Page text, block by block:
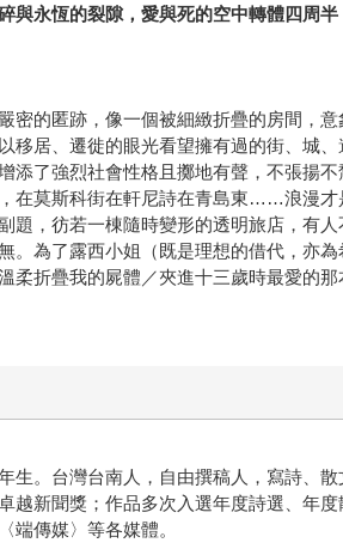
與永恆的裂隙，愛與死的空中轉體四周半
密的匿跡，像一個被細緻折疊的房間，
移居、遷徙的眼光看望擁有過的街、城
添了強烈社會性格且擲地有聲，不張揚
在莫斯科街在軒尼詩在青島東……浪漫才
題，彷若一棟隨時變形的透明旅店，有
。為了露西小姐（既是理想的借代，亦
柔折疊我的屍體／夾進十三歲時最愛的那
生。台灣台南人，自由撰稿人，寫詩、
越新聞獎；作品多次入選年度詩選、年
端傳媒〉等各媒體。